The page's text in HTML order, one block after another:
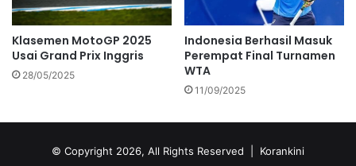
Klasemen MotoGP 2025
Usai Grand Prix Inggris
28/05/2025
Indonesia Berhasil Masuk
Perempat Final Turnamen
WTA
11/09/2025
© Copyright 2026, All Rights Reserved | Korankini